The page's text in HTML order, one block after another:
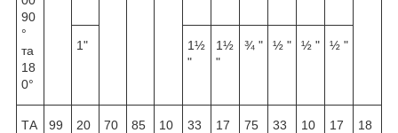
90
°
та
18
0°
1"
1½
"
1½
"
¾ " ½ " ½ " ½ "
ТА
99
20
70
85
10
33
17
75
33
10
17
18